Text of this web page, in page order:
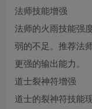
法师技能增强
法师的火雨技能强
弱的不足。推荐法
更强的输出能力。
道士裂神符增强
道士的裂神符技能